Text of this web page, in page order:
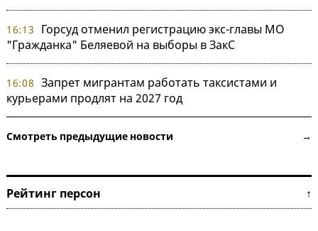
16:13
Горсуд отменил регистрацию экс-главы МО
"Гражданка" Беляевой на выборы в ЗакС
16:08 Запрет мигрантам работать таксистами и
курьерами продлят на 2027 год
Смотреть предыдущие новости →
Рейтинг персон ↑